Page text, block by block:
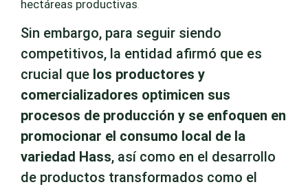
hectáreas productivas
Sin embargo, para seguir siendo
competitivos, la entidad afirmó que es
crucial que los productores y
comercializadores optimicen sus
procesos de producción y se enfoquen en
promocionar el consumo local de la
variedad Hass, así como en el desarrollo
de productos transformados como el